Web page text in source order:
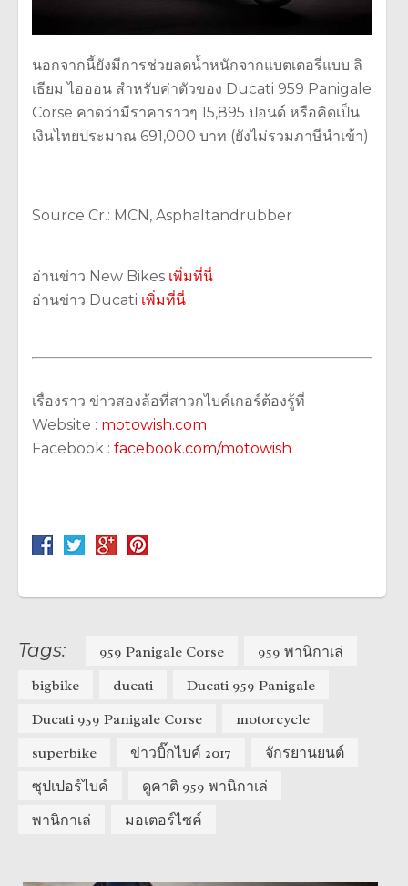
นอกจากนี้ยังมีการช่วยลดน้ำหนักจากแบตเตอรี่แบบ ลิ
เธียม ไอออน สำหรับค่าตัวของ Ducati 959 Panigale
Corse คาดว่ามีราคาราวๆ 15,895 ปอนด์ หรือคิดเป็น
เงินไทยประมาณ 691,000 บาท (ยังไม่รวมภาษีนำเข้า)
Source Cr.: MCN, Asphaltandrubber
อ่านข่าว New Bikes เพิ่มที่นี่
อ่านข่าว Ducati เพิ่มที่นี่
เรื่องราว ข่าวสองล้อที่สาวกไบค์เกอร์ต้องรู้ที่
Website : motowish.com
Facebook : facebook.com/motowish
Tags: 959 Panigale Corse
959 พานิกาเล่
bigbike
ducati
Ducati 959 Panigale
Ducati 959 Panigale Corse
motorcycle
superbike
ข่าวบิ๊กไบค์ 2017
จักรยานยนต์
ซุปเปอร์ไบค์
ดูคาติ 959 พานิกาเล่
พานิกาเล่
มอเตอร์ไซค์